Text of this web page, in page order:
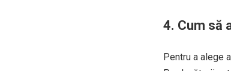
4. Cum să
Pentru a alege